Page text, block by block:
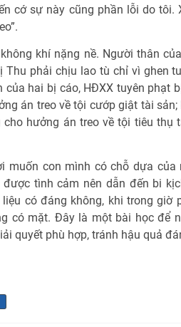
cớ sự này cũng phần lỗi do tôi.
khí nặng nề. Người thân
Thu phải chịu lao tù chỉ vì ghen
của hai bị cáo, HĐXX tuyên phạt
án treo về tội cướp giật tài
cho hưởng án treo về tội tiêu thụ
muốn con mình có chỗ dựa của
tình cảm nên dẫn đến bi
có đáng không, khi trong giờ
có mặt. Đây là một bài học để
quyết phù hợp, tránh hậu quả